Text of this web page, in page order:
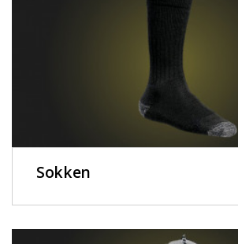
Sokken